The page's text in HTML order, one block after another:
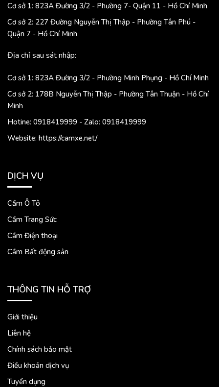
Cơ sở 1: 823A Đường 3/2 - Phường 7- Quận 11 - Hồ Chí Minh
Cơ sở 2: 227 Đường Nguyễn Thị Thập - Phường Tân Phú -
Quận 7 - Hồ Chí Minh
Địa chỉ sau sát nhập:
Cơ sở 1: 823A Đường 3/2 - Phường Minh Phụng - Hồ Chí Minh
Cơ sở 2: 178B Nguyễn Thị Thập - Phường Tân Thuận - Hồ Chí
Minh
Hotine: 0918419999 - Zalo: 0918419999
Website: https://camxe.net/
DỊCH VỤ
Cầm Ô Tô
Cầm Trang Sức
Cầm Điện thoại
Cầm Bất động sản
THÔNG TIN HỖ TRỢ
Giới thiệu
Liên hệ
Chính sách bảo mật
Điều khoản dịch vụ
Tuyển dụng